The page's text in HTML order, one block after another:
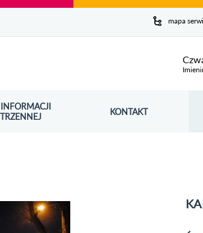
mapa
SIĘ W NOWYM OKNIE KONTAKT